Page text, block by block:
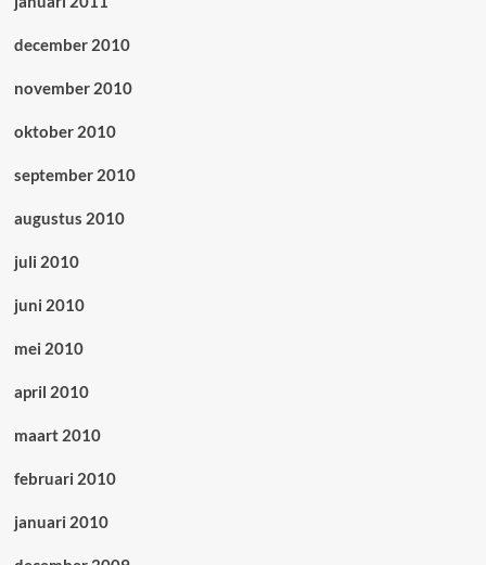
december 2010
november 2010
oktober 2010
september 2010
augustus 2010
juli 2010
juni 2010
mei 2010
april 2010
maart 2010
februari 2010
januari 2010